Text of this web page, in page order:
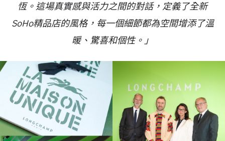
恆。這場真實感與活力之間的對話，定義了全新
SoHo精品店的風格，每一個細節都為空間增添了溫
暖、驚喜和個性。」